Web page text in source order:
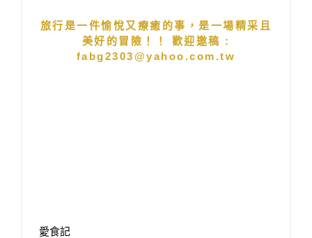
旅行是一件愉悅又療癒的事，是一場精采且
美好的冒險！！ 歡迎邀稿 :
fabg2303@yahoo.com.tw
愛食記